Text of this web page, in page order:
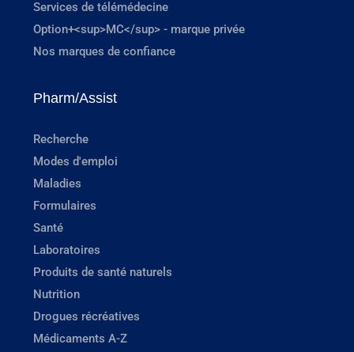
Services de télémédecine
Option+<sup>MC</sup> - marque privée
Nos marques de confiance
Pharm/Assist
Recherche
Modes d'emploi
Maladies
Formulaires
Santé
Laboratoires
Produits de santé naturels
Nutrition
Drogues récréatives
Médicaments A-Z